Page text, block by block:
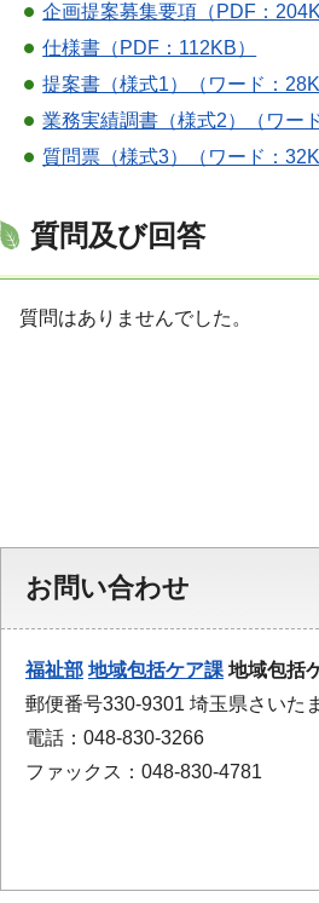
企画提案募集要項（PDF：
仕様書（PDF：112KB）
提案書（様式1）（ワード：
業務実績調書（様式2）（ワー
質問票（様式3）（ワード：
質問及び回答
質問はありませんでした。
お問い合わせ
福祉部 地域包括ケア課地域包括
郵便番号330-9301 埼玉県さいた
電話：048-830-3266
ファックス：048-830-4781